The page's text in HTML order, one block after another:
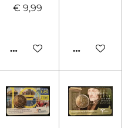
€ 9,99
IN WINKELWAGEN
IN